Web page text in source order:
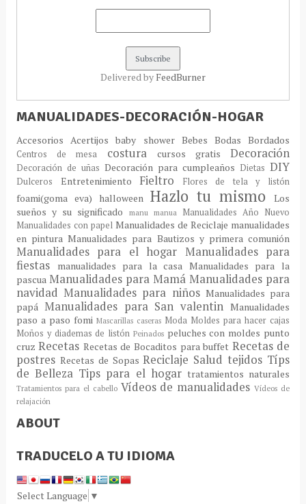
Delivered by FeedBurner
MANUALIDADES-DECORACIÓN-HOGAR
AccesoriosAcertijosbaby shower Bebes BodasBordados
Centros de mesa costura cursos gratisDecoración
Decoración de uñas Decoración para cumpleaños DietasDIY
Dulceros Entretenimiento Fieltro Flores de tela y listón
foami(goma eva) halloween Hazlo tu mismoLos
sueños y su significado
manu manua Manualidades Año Nuevo
Manualidades con papel Manualidades de Reciclaje manualidades
en pinturaManualidades para Bautizos y primera comunión
Manualidades para el hogar Manualidades para
fiestas
manualidades para la casa Manualidades para la
pascua Manualidades para MamáManualidades para
navidadManualidades para niños Manualidades para
papá Manualidades para San valentinManualidades
paso a paso fomi Mascarillas caseras Moda Moldes para hacer cajas
Moños y diademas de listón Peinados peluches con moldes punto
cruzRecetas Recetas de Bocaditos para buffet Recetas de
postres Recetas de SopasReciclaje Saludtejidos Típs
de Belleza Tips para el hogar tratamientos naturales
Tratamientos para el cabello Vídeos de manualidadesVídeos de
relajación
ABOUT
TRADUCELO A TU IDIOMA
Select Language ▼